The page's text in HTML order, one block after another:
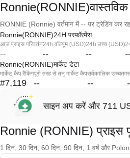
RONNIE (Ronnie) वर्तमान में -- पर ट्रेडिंग कर
Ronnie(RONNIE)24H परफॉरमेंस
आज प्राइस परिवर्तन
--
24h वॉल्यूम (USD)
--
24h उच्च (USD)
--
Ronnie(RONNIE)मार्केट डेटा
मार्केट कैप रैंकिंग
#7,119
पूरी तरह से तनु मार्केट कैप
--
सर्वकालिक उच्चतम
--
साइन अप करें और 711
Ronnie (RONNIE) प्राइस
1 दिन, 30 दिन, 60 दिन, 90 दिन, 1 वर्ष और